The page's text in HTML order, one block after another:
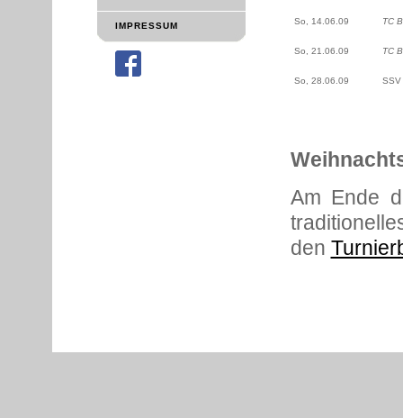
IMPRESSUM So, 14.06.09 TC
So, 21.06.09 TC
So, 28.06.09 SSV
Am Ende
den